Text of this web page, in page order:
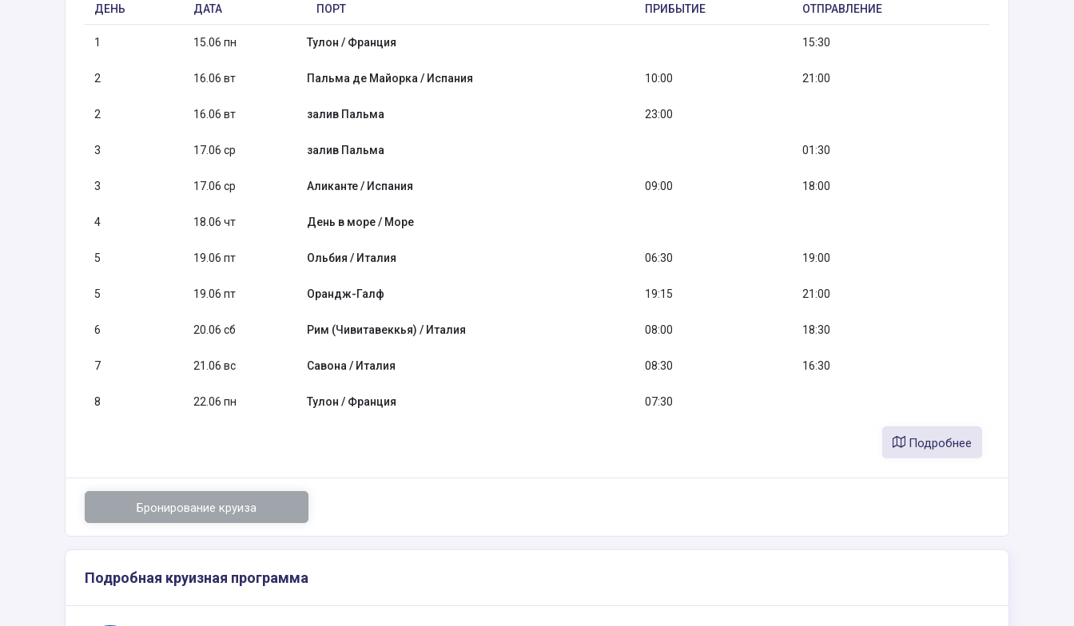
ДЕНЬ ДАТА ПОРТ ПРИБЫТИЕ ОТПРАВЛЕНИЕ
1 15.06 пн Тулон / Франция 15:30
2 16.06 вт Пальма де Майорка / Испания 10:00 21:00
2 16.06 вт залив Пальма 23:00
3 17.06 ср залив Пальма 01:30
3 17.06 ср Аликанте / Испания 09:00 18:00
4 18.06 чт День в море / Море
5 19.06 пт Ольбия / Италия 06:30 19:00
5 19.06 пт Орандж-Галф 19:15 21:00
6 20.06 сб Рим (Чивитавеккья) / Италия 08:00 18:30
7 21.06 вс Савона / Италия 08:30 16:30
8 22.06 пн Тулон / Франция 07:30
Подробнее
Бронирование круиза
Подробная круизная программа